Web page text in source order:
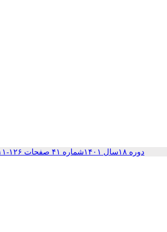
دوره ۱۸سال ۱۴۰۱شماره ۴۱ صفحات ۱۲۶-۱۱۱